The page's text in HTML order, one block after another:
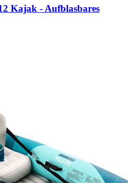
Kajak - Aufblasbares